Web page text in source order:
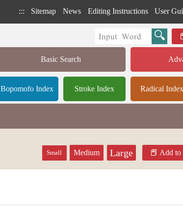
::: Sitemap News Editing Instructions User
Basic Search
Bopomofo Index Stroke Index Radical Index
Small Medium Large Add to